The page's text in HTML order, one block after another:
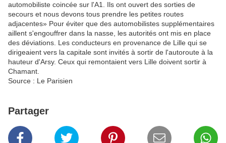
automobiliste coincée sur l'A1. Ils ont ouvert des sorties de
secours et nous devons tous prendre les petites routes
adjacentes» Pour éviter que des automobilistes supplémentaires
aillent s'engouffrer dans la nasse, les autorités ont mis en place
des déviations. Les conducteurs en provenance de Lille qui se
dirigeaient vers la capitale sont invités à sortir de l'autoroute à la
hauteur d'Arsy. Ceux qui remontaient vers Lille doivent sortir à
Chamant.
Source : Le Parisien
Partager